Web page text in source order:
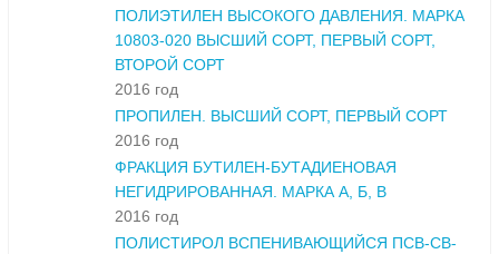
ПОЛИЭТИЛЕН ВЫСОКОГО ДАВЛЕНИЯ. МАРКА
10803-020 ВЫСШИЙ СОРТ, ПЕРВЫЙ СОРТ,
ВТОРОЙ СОРТ
2016 год
ПРОПИЛЕН. ВЫСШИЙ СОРТ, ПЕРВЫЙ СОРТ
2016 год
ФРАКЦИЯ БУТИЛЕН-БУТАДИЕНОВАЯ
НЕГИДРИРОВАННАЯ. МАРКА А, Б, В
2016 год
ПОЛИСТИРОЛ ВСПЕНИВАЮЩИЙСЯ ПСВ-СВ-